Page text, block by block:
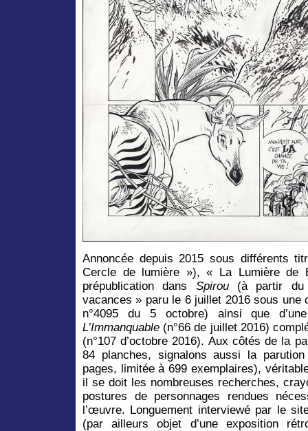
Annoncée depuis 2015 sous différents
Cercle de lumière »), « La Lumière de
prépublication dans Spirou(à partir du
vacances » paru le 6 juillet 2016 sous une
n°4095 du 5 octobre) ainsi que
L’Immanquable (n°66 de juillet 2016)
(n°107 d’octobre 2016). Aux côtés de la
84 planches, signalons aussi la
pages, limitée à 699 exemplaires),
il se doit les nombreuses recherches,
postures de personnages rendues
l’œuvre. Longuement interviewé par le
(par ailleurs objet d’une exposition